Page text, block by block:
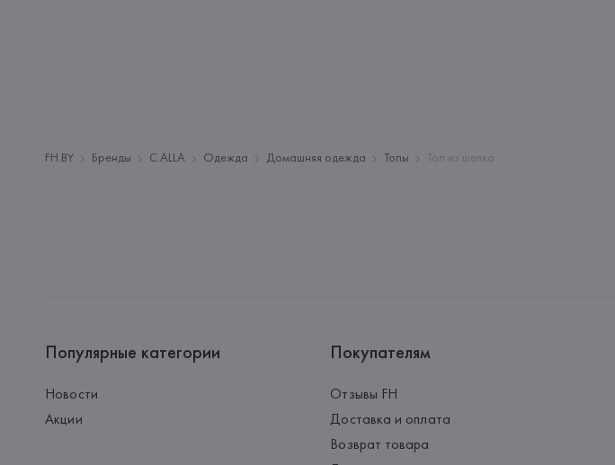
FH.BY Бренды C.ALLA Одежда Домашняя одежда Топы Топ из шелка
Популярные категории
Новости
Акции
Покупателям
Отзывы FH
Доставка и оплата
Возврат товара